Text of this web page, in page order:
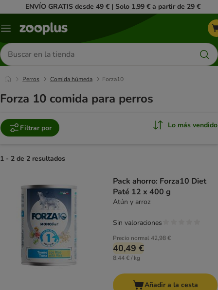
ENVÍO GRATIS desde 49 € | Solo 1,99 € a partir de 29 €
Menú
Buscar
productos
Perros Comida húmeda Forza10
Forza 10 comida para perros
Filtrar por Lo más vendido
1 - 2 de 2 resultados
Pack ahorro: Forza10 Diet
Paté 12 x 400 g
Atún y arroz
Precio normal42,98 €
40,49 €
8,44 € / kg
Sin valoraciones
Añadir a la cesta